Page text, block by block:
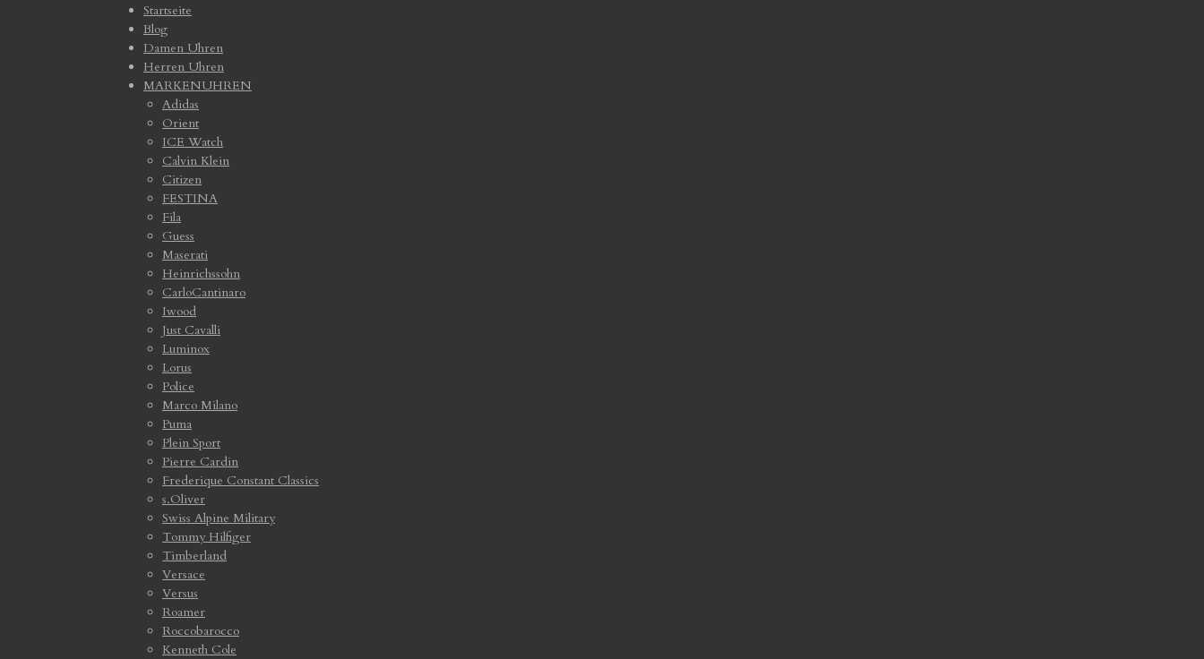
Startseite
Blog
Damen Uhren
Herren Uhren
MARKENUHREN
Adidas
Orient
ICE Watch
Calvin Klein
Citizen
FESTINA
Fila
Guess
Maserati
Heinrichssohn
CarloCantinaro
Iwood
Just Cavalli
Luminox
Lorus
Police
Marco Milano
Puma
Plein Sport
Pierre Cardin
Frederique Constant Classics
s.Oliver
Swiss Alpine Military
Tommy Hilfiger
Timberland
Versace
Versus
Roamer
Roccobarocco
Kenneth Cole